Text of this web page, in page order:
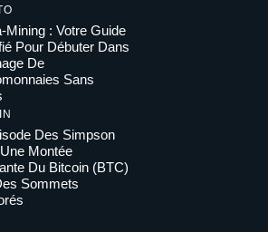
Mining : Votre Guide
Pour Débuter Dans
De
Sans
Des Simpson
Montée
Du Bitcoin (BTC)
Sommets